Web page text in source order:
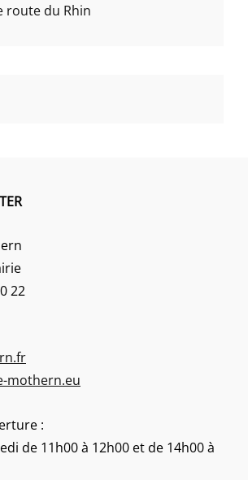
route du Rhin
22
mothern.eu
:
de 11h00 à 12h00 et de 14h00 à